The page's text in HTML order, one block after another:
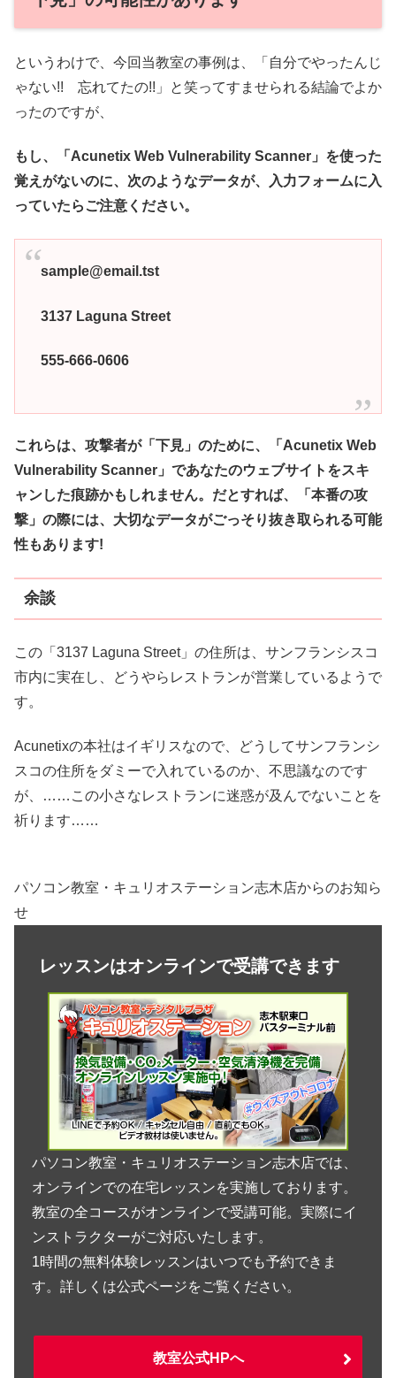
というわけで、今回当教室の事例は、「自分でやったんじ
ゃない!! 忘れてたの!!」と笑ってすませられる結論でよか
ったのですが、
もし、「Acunetix Web Vulnerability Scanner」を使った
覚えがないのに、次のようなデータが、入力フォームに入
っていたらご注意ください。
sample@email.tst
3137 Laguna Street
555-666-0606
これらは、攻撃者が「下見」のために、「Acunetix Web
Vulnerability Scanner」であなたのウェブサイトをスキ
ャンした痕跡かもしれません。だとすれば、「本番の攻
撃」の際には、大切なデータがごっそり抜き取られる可能
性もあります!
余談
この「3137 Laguna Street」の住所は、サンフランシスコ
市内に実在し、どうやらレストランが営業しているようで
す。
Acunetixの本社はイギリスなので、どうしてサンフランシ
スコの住所をダミーで入れているのか、不思議なのです
が、……この小さなレストランに迷惑が及んでないことを
祈ります……
パソコン教室・キュリオステーション志木店からのお知ら
せ
レッスンはオンラインで受講できます
パソコン教室・キュリオステーション志木店では、
オンラインでの在宅レッスンを実施しております。
教室の全コースがオンラインで受講可能。実際にイ
ンストラクターがご対応いたします。
1時間の無料体験レッスンはいつでも予約できま
す。詳しくは公式ページをご覧ください。
教室公式HPへ